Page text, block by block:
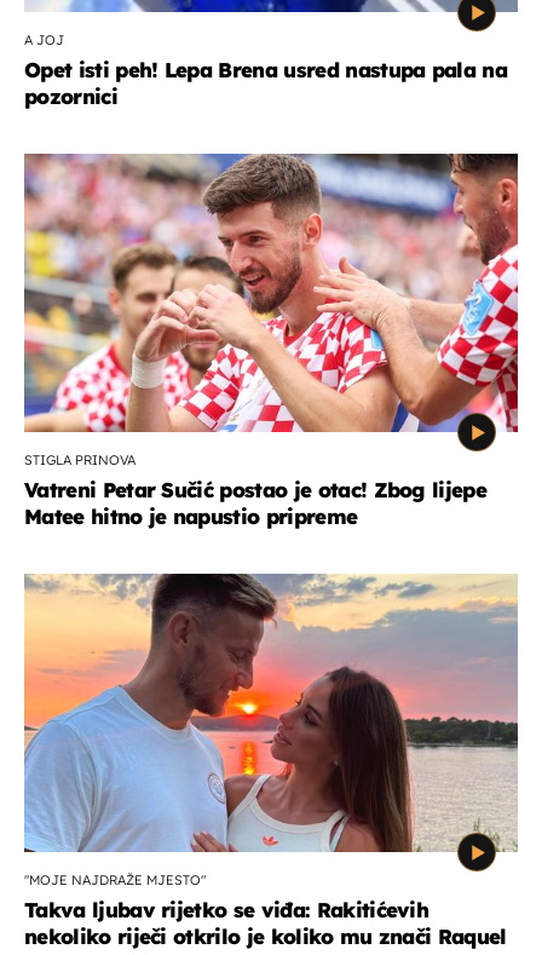
A JOJ
Opet isti peh! Lepa Brena usred nastupa pala na
pozornici
STIGLA PRINOVA
Vatreni Petar Sučić postao je otac! Zbog lijepe
Matee hitno je napustio pripreme
"MOJE NAJDRAŽE MJESTO"
Takva ljubav rijetko se viđa: Rakitićevih
nekoliko riječi otkrilo je koliko mu znači Raquel